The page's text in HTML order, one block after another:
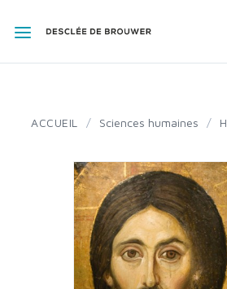
ACCUEIL / Sciences humaines /